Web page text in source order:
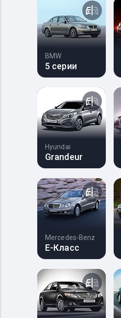
BMW
5 серии
Hyundai
Grandeur
Mercedes-Benz
E-Класс